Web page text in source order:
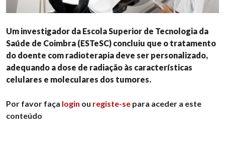
Um investigador da Escola Superior de Tecnologia da
Saúde de Coimbra (ESTeSC) concluiu que o tratamento
do doente com radioterapia deve ser personalizado,
adequando a dose de radiação às características
celulares e moleculares dos tumores.
Por favor faça login ou registe-se para aceder a este
conteúdo